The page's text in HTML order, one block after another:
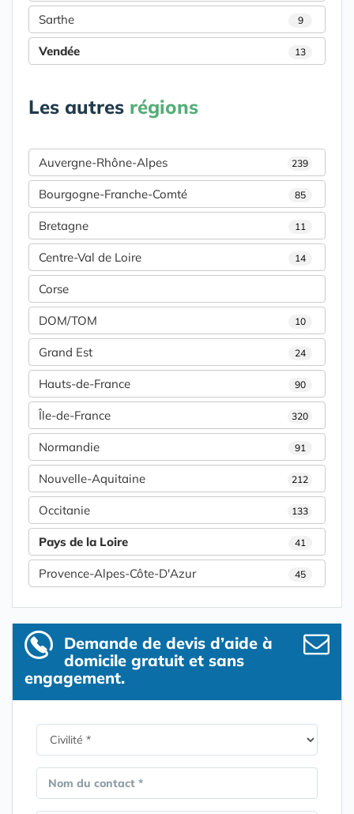
Sarthe 9
Vendée 13
Les autres régions
Auvergne-Rhône-Alpes 239
Bourgogne-Franche-Comté 85
Bretagne 11
Centre-Val de Loire 14
Corse
DOM/TOM 10
Grand Est 24
Hauts-de-France 90
Île-de-France 320
Normandie 91
Nouvelle-Aquitaine 212
Occitanie 133
Pays de la Loire 41
Provence-Alpes-Côte-D'Azur 45
Demande de devis d’aide à
domicile gratuit et sans
engagement.
Nom du contact *